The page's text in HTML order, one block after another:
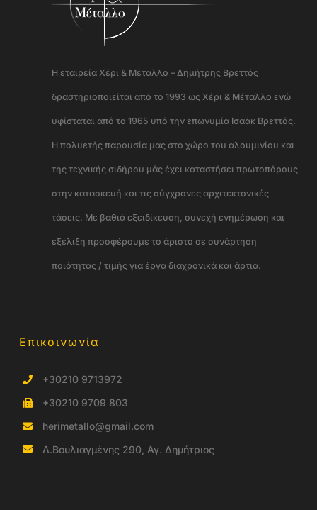
Η εταιρεία Χέρι & Μέταλλο – Δημήτρης Βρεττός
δραστηριοποιείται από το 1993 ως Χέρι & Μέταλλο ενώ
υφίσταται από το 1965 υπό την επωνυμία Ισαάκ Βρεττός.
Η πολυετής παρουσία μας στο χώρο του αλουμινίου και
της τεχνικής σιδήρου μάς έχει καταστήσει πρωτοπόρους
στην κατασκευή και τις σύγχρονες αρχιτεκτονικές
τάσεις. Με βαθιά εξειδίκευση, συνεχή ενημέρωση και
εξέλιξη προσφέρουμε το άριστο σε συνάρτηση
ποιότητας / τιμής για έργα διαχρονικά και άρτια.
Επικοινωνία
+30210 9713972
+30210 9709 803
herimetallo@gmail.com
Λ.Βουλιαγμένης 290, Αγ. Δημήτριος